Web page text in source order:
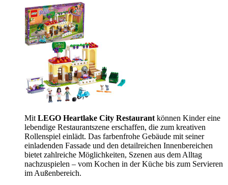
Mit LEGO Heartlake City Restaurant können Kinder eine
lebendige Restaurantszene erschaffen, die zum kreativen
Rollenspiel einlädt. Das farbenfrohe Gebäude mit seiner
einladenden Fassade und den detailreichen Innenbereichen
bietet zahlreiche Möglichkeiten, Szenen aus dem Alltag
nachzuspielen – vom Kochen in der Küche bis zum Servieren
im Außenbereich.